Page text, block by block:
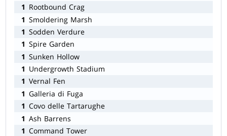
1 Rootbound Crag
1 Smoldering Marsh
1 Sodden Verdure
1 Spire Garden
1 Sunken Hollow
1 Undergrowth Stadium
1 Vernal Fen
1 Galleria di Fuga
1 Covo delle Tartarughe
1 Ash Barrens
1 Command Tower